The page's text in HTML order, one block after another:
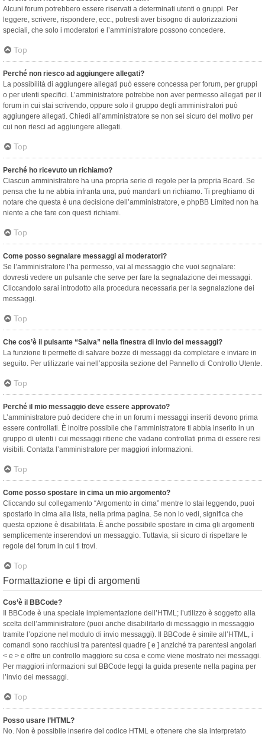
Alcuni forum potrebbero essere riservati a determinati utenti o gruppi. Per
leggere, scrivere, rispondere, ecc., potresti aver bisogno di autorizzazioni
speciali, che solo i moderatori e l’amministratore possono concedere.
Top
Perché non riesco ad aggiungere allegati?
La possibilità di aggiungere allegati può essere concessa per forum, per gruppi
o per utenti specifici. L’amministratore potrebbe non aver permesso allegati per il
forum in cui stai scrivendo, oppure solo il gruppo degli amministratori può
aggiungere allegati. Chiedi all’amministratore se non sei sicuro del motivo per
cui non riesci ad aggiungere allegati.
Top
Perché ho ricevuto un richiamo?
Ciascun amministratore ha una propria serie di regole per la propria Board. Se
pensa che tu ne abbia infranta una, può mandarti un richiamo. Ti preghiamo di
notare che questa è una decisione dell’amministratore, e phpBB Limited non ha
niente a che fare con questi richiami.
Top
Come posso segnalare messaggi ai moderatori?
Se l’amministratore l’ha permesso, vai al messaggio che vuoi segnalare:
dovresti vedere un pulsante che serve per fare la segnalazione dei messaggi.
Cliccandolo sarai introdotto alla procedura necessaria per la segnalazione dei
messaggi.
Top
Che cos’è il pulsante “Salva” nella finestra di invio dei messaggi?
La funzione ti permette di salvare bozze di messaggi da completare e inviare in
seguito. Per utilizzarle vai nell’apposita sezione del Pannello di Controllo Utente.
Top
Perché il mio messaggio deve essere approvato?
L’amministratore può decidere che in un forum i messaggi inseriti devono prima
essere controllati. È inoltre possibile che l’amministratore ti abbia inserito in un
gruppo di utenti i cui messaggi ritiene che vadano controllati prima di essere resi
visibili. Contatta l’amministratore per maggiori informazioni.
Top
Come posso spostare in cima un mio argomento?
Cliccando sul collegamento “Argomento in cima” mentre lo stai leggendo, puoi
spostarlo in cima alla lista, nella prima pagina. Se non lo vedi, significa che
questa opzione è disabilitata. È anche possibile spostare in cima gli argomenti
semplicemente inserendovi un messaggio. Tuttavia, sii sicuro di rispettare le
regole del forum in cui ti trovi.
Top
Formattazione e tipi di argomenti
Cos’è il BBCode?
Il BBCode è una speciale implementazione dell’HTML; l’utilizzo è soggetto alla
scelta dell’amministratore (puoi anche disabilitarlo di messaggio in messaggio
tramite l’opzione nel modulo di invio messaggi). Il BBCode è simile all’HTML, i
comandi sono racchiusi tra parentesi quadre [ e ] anziché tra parentesi angolari
< e > e offre un controllo maggiore su cosa e come viene mostrato nei messaggi.
Per maggiori informazioni sul BBCode leggi la guida presente nella pagina per
l’invio dei messaggi.
Top
Posso usare l’HTML?
No. Non è possibile inserire del codice HTML e ottenere che sia interpretato